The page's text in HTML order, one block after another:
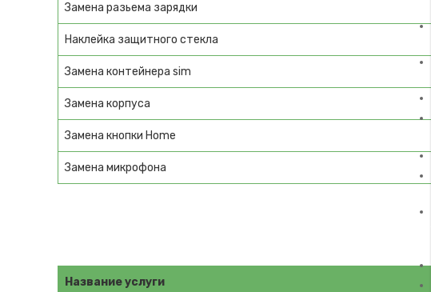
Замена разьема зарядки
Наклейка защитного стекла
Замена контейнера sim
Замена корпуса
Замена кнопки Home
Замена микрофона
Название услуги